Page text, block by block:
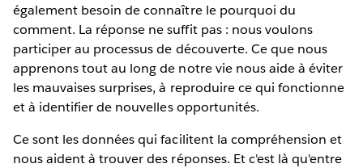
également besoin de connaître le pourquoi du
comment. La réponse ne suffit pas : nous voulons
participer au processus de découverte. Ce que nous
apprenons tout au long de notre vie nous aide à éviter
les mauvaises surprises, à reproduire ce qui fonctionne
et à identifier de nouvelles opportunités.
Ce sont les données qui facilitent la compréhension et
nous aident à trouver des réponses. Et c'est là qu'entre